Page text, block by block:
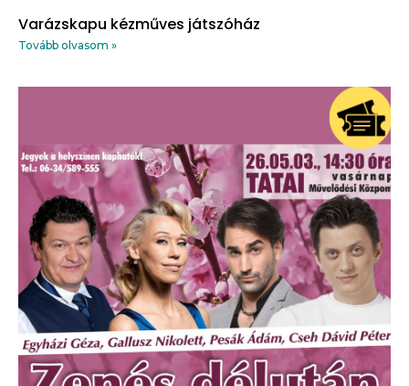
Varázskapu kézműves játszóház
Tovább olvasom »